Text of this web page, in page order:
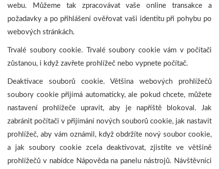
webu. Můžeme tak zpracovávat vaše online transakce a
požadavky a po přihlášení ověřovat vaši identitu při pohybu po
webových stránkách.
Trvalé soubory cookie. Trvalé soubory cookie vám v počítači
zůstanou, i když zavřete prohlížeč nebo vypnete počítač.
Deaktivace souborů cookie. Většina webových prohlížečů
soubory cookie přijímá automaticky, ale pokud chcete, můžete
nastavení prohlížeče upravit, aby je napříště blokoval. Jak
zabránit počítači v přijímání nových souborů cookie, jak nastavit
prohlížeč, aby vám oznámil, když obdržíte nový soubor cookie,
a jak soubory cookie zcela deaktivovat, zjistíte ve většině
prohlížečů v nabídce Nápověda na panelu nástrojů. Návštěvníci